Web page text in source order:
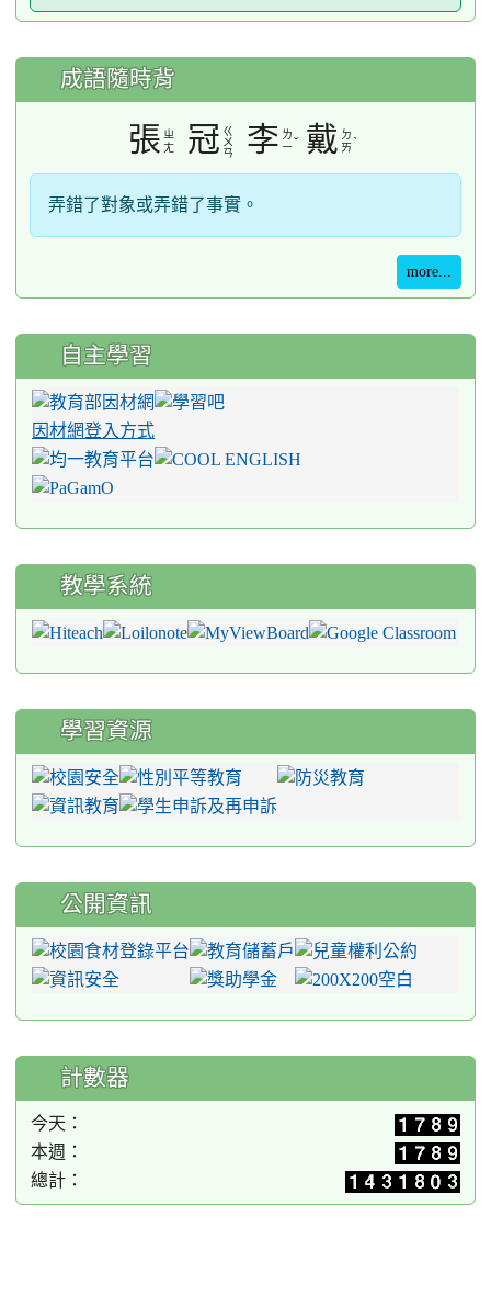
成語隨時背
張 ㄓ
ㄤ
冠 ㄍ
ㄨ
ㄢ
李 ㄌ
ㄧˇ 戴 ㄉ
ㄞˋ
弄錯了對象或弄錯了事實。
more...
自主學習
因材網登入方式
教學系統
學習資源
公開資訊
計數器
今天：
本週：
總計：